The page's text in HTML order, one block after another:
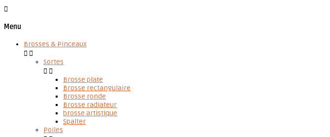

Menu
Brosses & Pinceaux
 
Sortes
 
Brosse plate
Brosse rectangulaire
Brosse ronde
Brosse radiateur
brosse artistique
Spalter
Poiles